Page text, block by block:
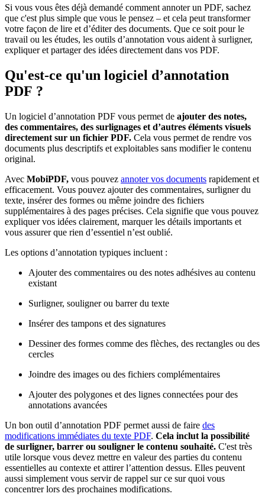
Si vous vous êtes déjà demandé comment annoter un PDF, sachez
que c'est plus simple que vous le pensez – et cela peut transformer
votre façon de lire et d’éditer des documents. Que ce soit pour le
travail ou les études, les outils d’annotation vous aident à surligner,
expliquer et partager des idées directement dans vos PDF.
Qu'est-ce qu'un logiciel d’annotation
PDF ?
Un logiciel d’annotation PDF vous permet de ajouter des notes,
des commentaires, des surlignages et d’autres éléments visuels
directement sur un fichier PDF. Cela vous permet de rendre vos
documents plus descriptifs et exploitables sans modifier le contenu
original.
Avec MobiPDF, vous pouvez annoter vos documents rapidement et
efficacement. Vous pouvez ajouter des commentaires, surligner du
texte, insérer des formes ou même joindre des fichiers
supplémentaires à des pages précises. Cela signifie que vous pouvez
expliquer vos idées clairement, marquer les détails importants et
vous assurer que rien d’essentiel n’est oublié.
Les options d’annotation typiques incluent :
Ajouter des commentaires ou des notes adhésives au contenu
existant
Surligner, souligner ou barrer du texte
Insérer des tampons et des signatures
Dessiner des formes comme des flèches, des rectangles ou des
cercles
Joindre des images ou des fichiers complémentaires
Ajouter des polygones et des lignes connectées pour des
annotations avancées
Un bon outil d’annotation PDF permet aussi de faire des
modifications immédiates du texte PDF. Cela inclut la possibilité
de surligner, barrer ou souligner le contenu souhaité. C'est très
utile lorsque vous devez mettre en valeur des parties du contenu
essentielles au contexte et attirer l’attention dessus. Elles peuvent
aussi simplement vous servir de rappel sur ce sur quoi vous
concentrer lors des prochaines modifications.